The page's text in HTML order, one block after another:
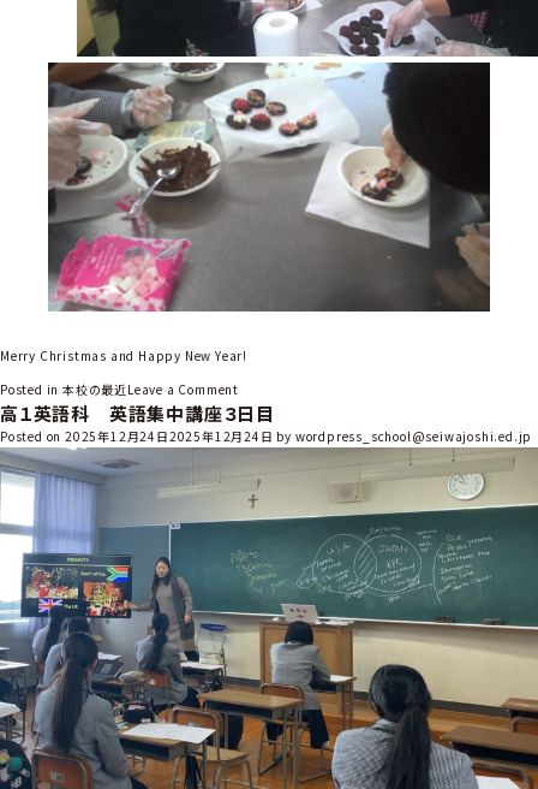
Merry Christmas and Happy New Year!
Posted in 本校の最近Leave a Comment
n
中
学
年
ー
語
集
講
行
わ
れ
ま
し
高１英語科 英語集中講座３日目
Posted on 2025年12月24日2025年12月24日 by wordpress_school@seiwajoshi.ed.jp